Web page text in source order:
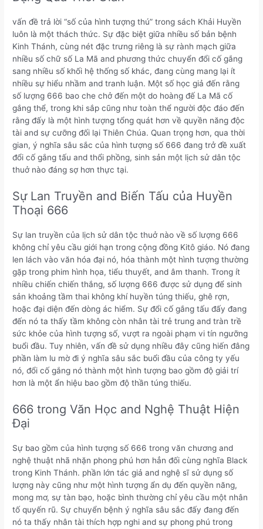
vấn đề trả lời “số của hình tượng thú” trong sách Khải Huyền
luôn là một thách thức. Sự đặc biệt giữa nhiều số bản bệnh
Kinh Thánh, cùng nét đặc trưng riêng là sự rành mạch giữa
nhiều số chữ số La Mã and phương thức chuyển đổi cố gắng
sang nhiều số khối hệ thống số khác, đang cùng mang lại ít
nhiều sự hiểu nhầm and tranh luận. Một số học giả đến rằng
số lượng 666 bao che chở đến một do hoàng đế La Mã cố
gắng thể, trong khi sắp cũng như toàn thể người độc đáo đến
rằng đấy là một hình tượng tổng quát hơn về quyền năng độc
tài and sự cưỡng đối lại Thiên Chúa. Quan trọng hơn, qua thời
gian, ý nghĩa sâu sắc của hình tượng số 666 đang trở đề xuất
đổi cố gắng tấu and thổi phồng, sinh sản một lịch sử dân tộc
thuở nào đáng sợ hơn thực tại.
Sự Lan Truyền and Biến Tấu của Huyền
Thoại 666
Sự lan truyền của lịch sử dân tộc thuở nào về số lượng 666
không chỉ yêu cầu giới hạn trong cộng đồng Kitô giáo. Nó đang
len lách vào văn hóa đại nó, hóa thành một hình tượng thường
gặp trong phim hình họa, tiểu thuyết, and âm thanh. Trong ít
nhiều chiến chiến thắng, số lượng 666 được sử dụng để sinh
sản khoảng tầm thai không khí huyền túng thiếu, ghê rợn,
hoặc đại diện đến dòng ác hiểm. Sự đổi cố gắng tấu đấy đang
đến nó ta thấy tầm không còn nhân tài trẻ trung and tràn trề
sức khỏe của hình tượng số, vượt ra ngoài phạm vi tín ngưỡng
buổi đầu. Tuy nhiên, vấn đề sử dụng nhiều đây cũng hiến đâng
phần làm lu mờ đi ý nghĩa sâu sắc buổi đầu của công ty yếu
nó, đổi cố gắng nó thành một hình tượng bao gồm độ giải trí
hơn là một ẩn hiệu bao gồm độ thần túng thiếu.
666 trong Văn Học and Nghệ Thuật Hiện
Đại
Sự bao gồm của hình tượng số 666 trong văn chương and
nghệ thuật nhã nhặn phong phú hơn hẳn đối cùng nghĩa Black
trong Kinh Thánh. phần lớn tác giả and nghệ sĩ sử dụng số
lượng này cũng như một hình tượng ẩn dụ đến quyền năng,
mong mơ, sự tàn bạo, hoặc bình thường chỉ yêu cầu một nhân
tố quyến rũ. Sự chuyển bệnh ý nghĩa sâu sắc đấy đang đến
nó ta thấy nhân tài thích hợp nghi and sự phong phú trong